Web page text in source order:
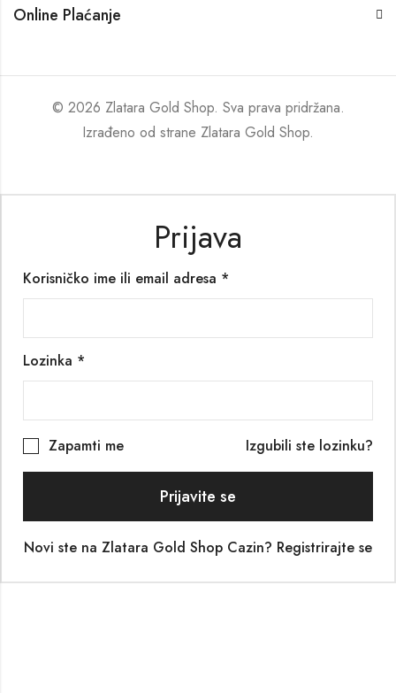
Online Plaćanje
© 2026 Zlatara Gold Shop. Sva prava pridržana.
Izrađeno od strane Zlatara Gold Shop.
Prijava
Korisničko ime ili email adresa *
Lozinka *
Zapamti me Izgubili ste lozinku?
Prijavite se
Novi ste na Zlatara Gold Shop Cazin? Registrirajte se